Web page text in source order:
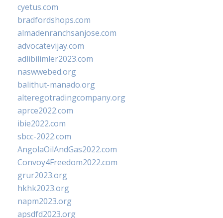
cyetus.com
bradfordshops.com
almadenranchsanjose.com
advocatevijay.com
adlibilimler2023.com
naswwebed.org
balithut-manado.org
alteregotradingcompany.org
aprce2022.com
ibie2022.com
sbcc-2022.com
AngolaOilAndGas2022.com
Convoy4Freedom2022.com
grur2023.org
hkhk2023.org
napm2023.org
apsdfd2023.org